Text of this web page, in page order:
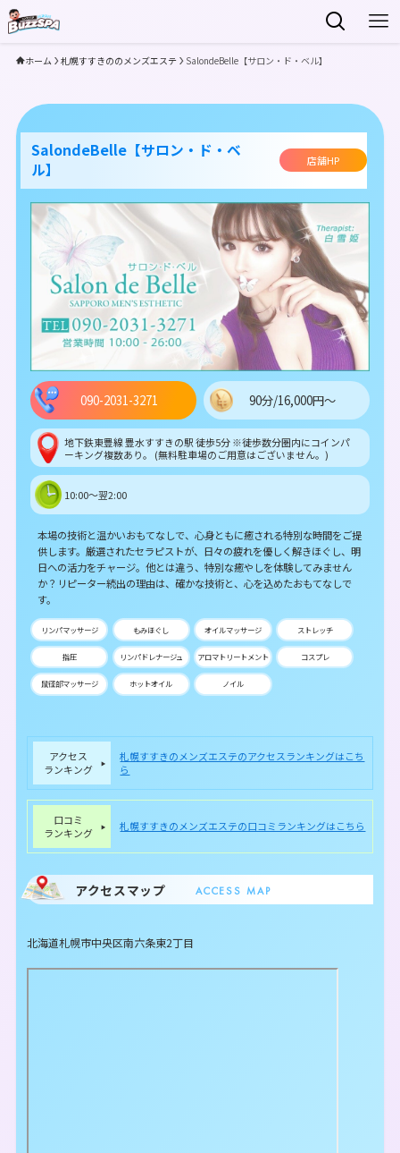
ホーム 札幌すすきののメンズエステ SalondeBelle【サロン・ド・ベル】
SalondeBelle【サロン・ド・ベ
ル】
店舗HP
090-2031-3271 90分/16,000円～
地下鉄東豊線 豊水すすきの駅 徒歩5分 ※徒歩数分圏内にコインパ
ーキング複数あり。 (無料駐車場のご用意はございません。)
10:00～翌2:00
本場の技術と温かいおもてなしで、心身ともに癒される特別な時間をご提
供します。厳選されたセラピストが、日々の疲れを優しく解きほぐし、明
日への活力をチャージ。他とは違う、特別な癒やしを体験してみません
か？リピーター続出の理由は、確かな技術と、心を込めたおもてなしで
す。
リンパマッサージ もみほぐし オイルマッサージ ストレッチ
指圧 リンパドレナージュ アロマトリートメント コスプレ
鼠径部マッサージ ホットオイル ノイル
アクセス
ランキング
札幌すすきのメンズエステのアクセスランキングはこち
ら
口コミ
ランキング
札幌すすきのメンズエステの口コミランキングはこちら
アクセスマップ ACCESS MAP
北海道札幌市中央区南六条東2丁目